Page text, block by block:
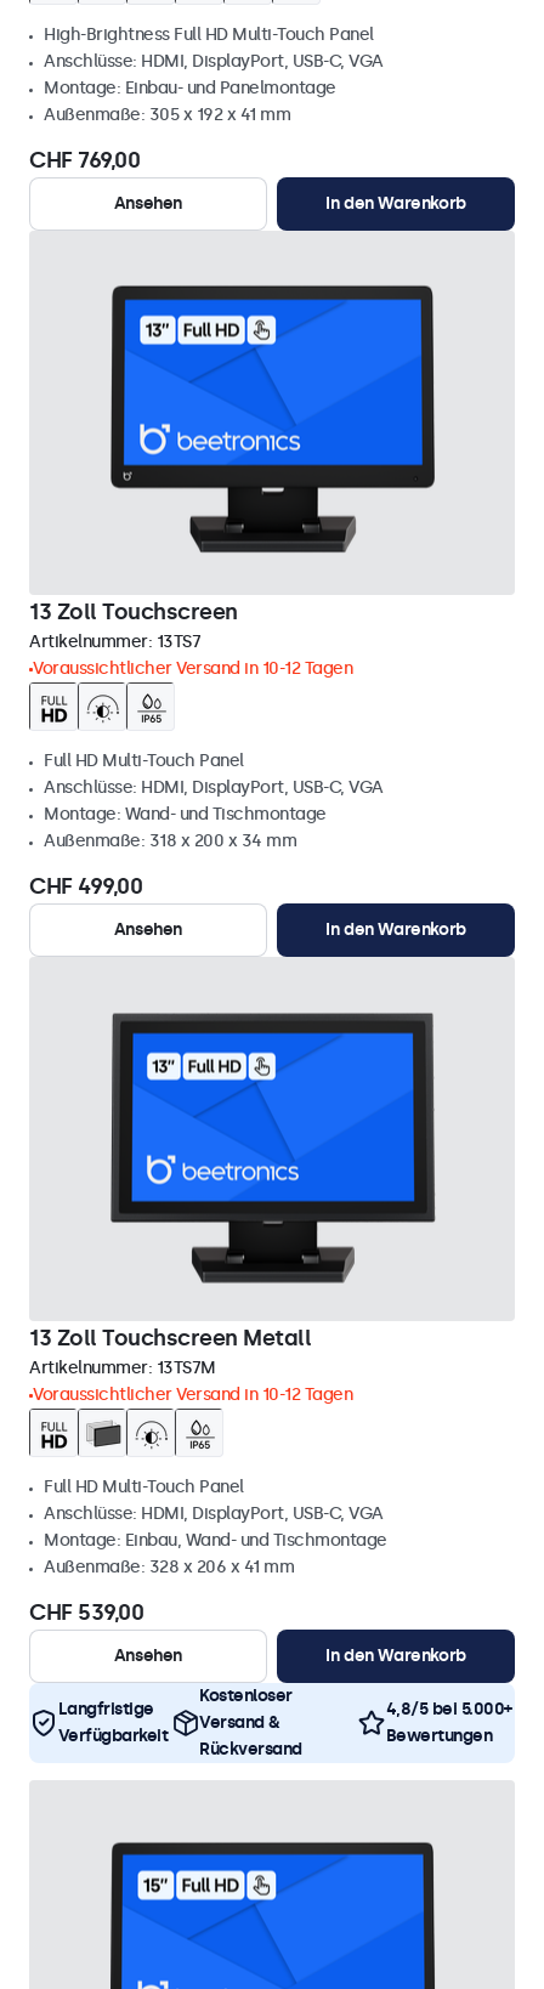
High-Brightness Full HD Multi-Touch Panel
Anschlüsse: HDMI, DisplayPort, USB-C, VGA
Montage: Einbau- und Panelmontage
Außenmaße: 305 x 192 x 41 mm
CHF 769,00
Ansehen In den Warenkorb
13 Zoll Touchscreen
Artikelnummer: 13TS7
Voraussichtlicher Versand in 10-12 Tagen
Full HD Multi-Touch Panel
Anschlüsse: HDMI, DisplayPort, USB-C, VGA
Montage: Wand- und Tischmontage
Außenmaße: 318 x 200 x 34 mm
CHF 499,00
Ansehen In den Warenkorb
13 Zoll Touchscreen Metall
Artikelnummer: 13TS7M
Voraussichtlicher Versand in 10-12 Tagen
Full HD Multi-Touch Panel
Anschlüsse: HDMI, DisplayPort, USB-C, VGA
Montage: Einbau, Wand- und Tischmontage
Außenmaße: 328 x 206 x 41 mm
CHF 539,00
Ansehen In den Warenkorb
Langfristige
Verfügbarkeit
Kostenloser
Versand &
Rückversand
4,8/5 bei 5.000+
Bewertungen